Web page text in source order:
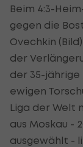
Beim 4:3-
gegen die
Ovechkin
der
der 35-
ewigen
Liga der Welt
aus Moskau -
ausgewählt -